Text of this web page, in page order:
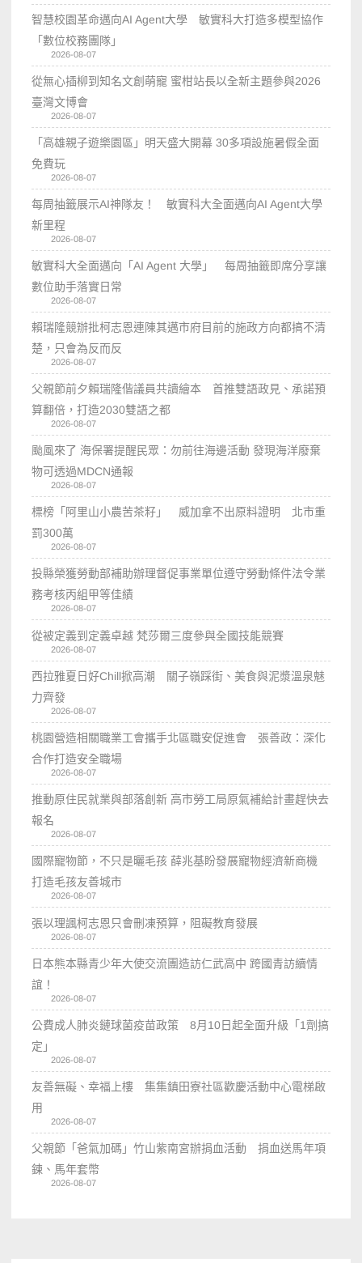
智慧校園革命邁向AI Agent大學 敏實科大打造多模型協作
「數位校務團隊」
2026-08-07
從無心插柳到知名文創萌寵 蜜柑站長以全新主題參與2026
臺灣文博會
2026-08-07
「高雄親子遊樂園區」明天盛大開幕 30多項設施暑假全面
免費玩
2026-08-07
每周抽籤展示AI神隊友！ 敏實科大全面邁向AI Agent大學
新里程
2026-08-07
敏實科大全面邁向「AI Agent 大學」 每周抽籤即席分享讓
數位助手落實日常
2026-08-07
賴瑞隆競辦批柯志恩連陳其邁市府目前的施政方向都搞不清
楚，只會為反而反
2026-08-07
父親節前夕賴瑞隆偕議員共讀繪本 首推雙語政見、承諾預
算翻倍，打造2030雙語之都
2026-08-07
颱風來了 海保署提醒民眾：勿前往海邊活動 發現海洋廢棄
物可透過MDCN通報
2026-08-07
標榜「阿里山小農苦茶籽」 威加拿不出原料證明 北市重
罰300萬
2026-08-07
投縣榮獲勞動部補助辦理督促事業單位遵守勞動條件法令業
務考核丙組甲等佳績
2026-08-07
從被定義到定義卓越 梵莎爾三度參與全國技能競賽
2026-08-07
西拉雅夏日好Chill掀高潮 關子嶺踩街、美食與泥漿溫泉魅
力齊發
2026-08-07
桃園營造相關職業工會攜手北區職安促進會 張善政：深化
合作打造安全職場
2026-08-07
推動原住民就業與部落創新 高市勞工局原氣補給計畫趕快去
報名
2026-08-07
國際寵物節，不只是曬毛孩 薛兆基盼發展寵物經濟新商機
打造毛孩友善城市
2026-08-07
張以理諷柯志恩只會刪凍預算，阻礙教育發展
2026-08-07
日本熊本縣青少年大使交流團造訪仁武高中 跨國青訪續情
誼！
2026-08-07
公費成人肺炎鏈球菌疫苗政策 8月10日起全面升級「1劑搞
定」
2026-08-07
友善無礙、幸福上樓 集集鎮田寮社區歡慶活動中心電梯啟
用
2026-08-07
父親節「爸氣加碼」竹山紫南宮辦捐血活動 捐血送馬年項
鍊、馬年套幣
2026-08-07